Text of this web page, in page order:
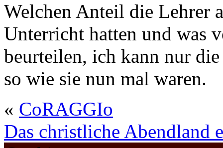
Welchen Anteil die Lehrer
Unterricht hatten und was
beurteilen, ich kann nur
so wie sie nun mal waren.
« CoRAGGIo
Das christliche Abendland